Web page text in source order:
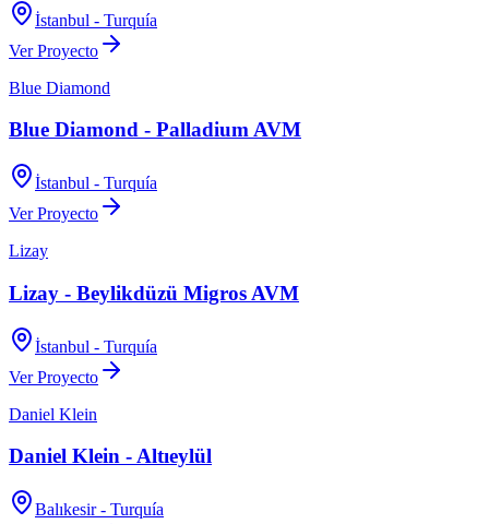
İstanbul - Turquía
Ver Proyecto
Blue Diamond
Blue Diamond - Palladium AVM
İstanbul - Turquía
Ver Proyecto
Lizay
Lizay - Beylikdüzü Migros AVM
İstanbul - Turquía
Ver Proyecto
Daniel Klein
Daniel Klein - Altıeylül
Balıkesir - Turquía